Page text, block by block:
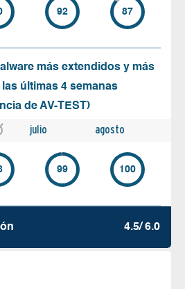
92 87
más extendidos y más
últimas 4 semanas
de AV-TEST)
julio agosto
99 100
4.5/ 6.0